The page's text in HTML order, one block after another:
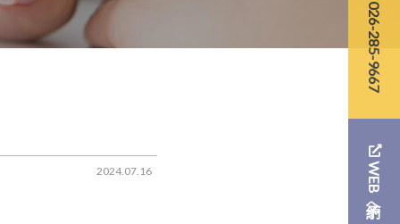
2024.07.16
026-285-9667
WEB予約へ